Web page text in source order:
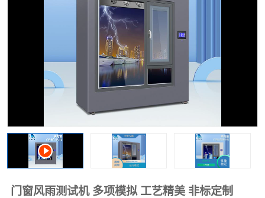
门窗风雨测试机 多项模拟 工艺精美 非标定制